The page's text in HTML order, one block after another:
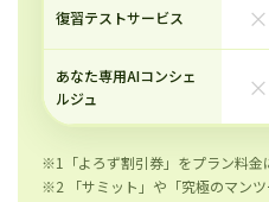
復習テストサービス ×
あなた専用AIコンシェ
ルジュ
×
※1「よろず割引券」をプラン料金
※2 「サミット」や「究極のマン